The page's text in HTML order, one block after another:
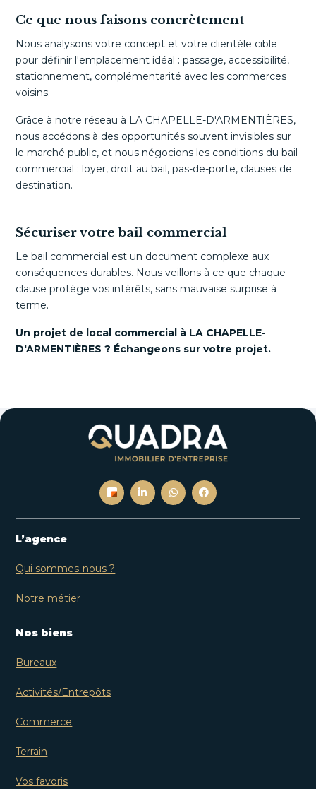
Ce que nous faisons concrètement
Nous analysons votre concept et votre clientèle cible
pour définir l'emplacement idéal : passage, accessibilité,
stationnement, complémentarité avec les commerces
voisins.
Grâce à notre réseau à LA CHAPELLE-D'ARMENTIÈRES,
nous accédons à des opportunités souvent invisibles sur
le marché public, et nous négocions les conditions du bail
commercial : loyer, droit au bail, pas-de-porte, clauses de
destination.
Sécuriser votre bail commercial
Le bail commercial est un document complexe aux
conséquences durables. Nous veillons à ce que chaque
clause protège vos intérêts, sans mauvaise surprise à
terme.
Un projet de local commercial à LA CHAPELLE-
D'ARMENTIÈRES ? Échangeons sur votre projet.
L’agence
Qui sommes-nous ?
Notre métier
Nos biens
Bureaux
Activités/Entrepôts
Commerce
Terrain
Vos favoris